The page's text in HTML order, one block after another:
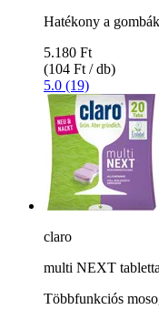
Hatékony a
5.180 Ft
(104 Ft / db)
5.0 (19)
claro
multi NEXT tabletta
Többfunkciós